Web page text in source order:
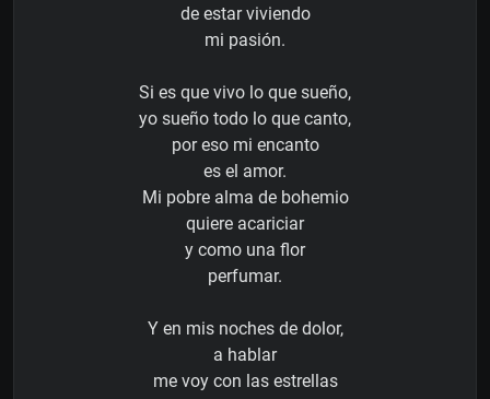
de estar viviendo
mi pasión.
Si es que vivo lo que sueño,
yo sueño todo lo que canto,
por eso mi encanto
es el amor.
Mi pobre alma de bohemio
quiere acariciar
y como una flor
perfumar.
Y en mis noches de dolor,
a hablar
me voy con las estrellas